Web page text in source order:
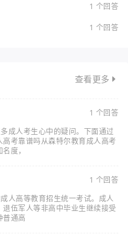
1 个回答
1 个回答
查看更多
1 个回答
成人考生心中的疑问。下面通过
考靠谱吗从森特尔教育成人高考
度，
1 个回答
人高等教育招生统一考试。成人
伍军人等非高中毕业生继续接受
普通高